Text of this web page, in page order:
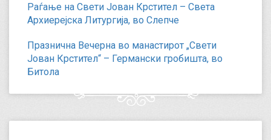
Раѓање на Свети Јован Крстител – Света
Архиерејска Литургија, во Слепче
Празнична Вечерна во манастирот „Свети
Јован Крстител“ – Германски гробишта, во
Битола